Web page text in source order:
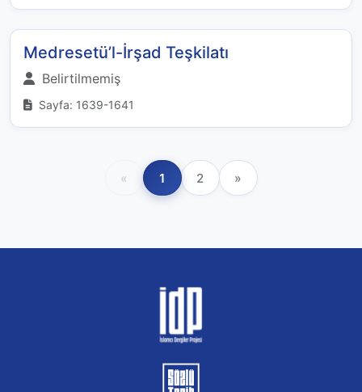
Medresetü’l-İrşad Teşkilatı
Belirtilmemiş
Sayfa: 1639-1641
« 1 2 »